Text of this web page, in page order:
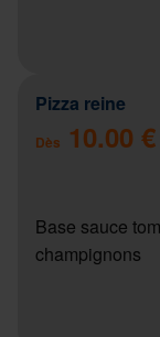
Pizza reine
Dès 10.00 €
Base sauce
champignons